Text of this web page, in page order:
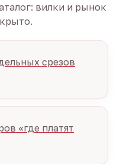
вилки и рынок
срезов
«где платят